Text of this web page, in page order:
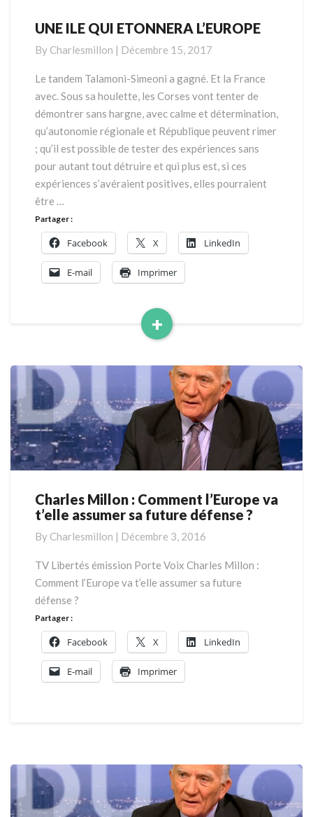
UNE
QUI
ETONNERA
UNE ILE QUI ETONNERA L’EUROPE
By Charlesmillon | Décembre 15, 2017
Le tandem Talamoni-Simeoni a gagné. Et la France
avec. Sous sa houlette, les Corses vont tenter de
démontrer sans hargne, avec calme et détermination,
qu’autonomie régionale et République peuvent rimer
; qu’il est possible de tester des expériences sans
pour autant tout détruire et qui plus est, si ces
expériences s’avéraient positives, elles pourraient
être …
+
Read
Partager :
Facebook X LinkedIn
E-mail Imprimer
Charles
Millon
Comment
l’Europe
t’elle
assumer
sa
future
défense
Charles Millon : Comment l’Europe va
t’elle assumer sa future défense ?
By Charlesmillon | Décembre 3, 2016
TV Libertés émission Porte Voix Charles Millon :
Comment l’Europe va t’elle assumer sa future
défense ?
Partager :
Facebook X LinkedIn
E-mail Imprimer